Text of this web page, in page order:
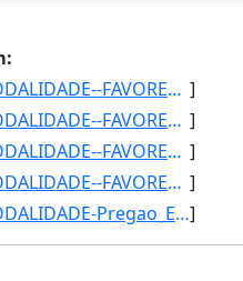
2: Nº_DOC-040/2017-ANO-2017-MODALIDADE--FAVORECIDO-Inteligencia_de_Negocios-CNPJ-06.984.836/0001-54-PRO] ]
3: Nº_DOC-034/2018-ANO-2019-MODALIDADE--FAVORECIDO-TORINO_INFORMATICA_LTDA-CNPJ-03.619.767/0005-15_____] ]
4: Nº_DOC-002/2018-ANO-2018-MODALIDADE--FAVORECIDO-CAESB-CNPJ-00.082.024/0001-37______-PROCESSO-72031.0] ]
5: Nº_DOC-003/2017-ANO-2017-MODALIDADE--FAVORECIDO-FSB_COMUNICACAO-CNPJ-03.585.183/0001-42-PROCESSO-720] ]
6: Nº_DOC-035/2014-ANO-2014-MODALIDADE-Pregao_Eletronico-FAVORECIDO-TELLUS_S/A-CNPJ-24.935.454/0001-12-]]